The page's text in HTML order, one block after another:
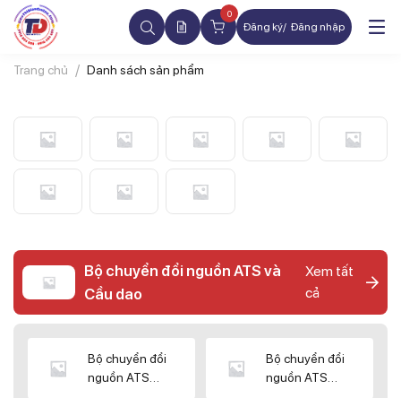
0
Đăng ký Đăng nhập
Trang chủ Danh sách sản phẩm
Bộ chuyển đổi nguồn ATS và
Cầu dao
Xem tất
cả
Bộ chuyển đổi
nguồn ATS
Bộ chuyển đổi
nguồn ATS